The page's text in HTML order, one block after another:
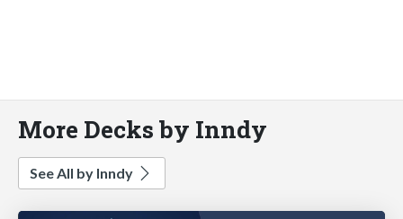
More Decks by Inndy
See All by Inndy